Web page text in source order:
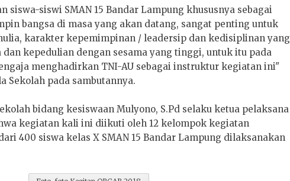
siswa-siswi SMAN 15 Bandar Lampung khususnya sebagai
bangsa di masa yang akan datang, sangat penting untuk
karakter kepemimpinan / leadersip dan kedisiplinan yang
kepedulian dengan sesama yang tinggi, untuk itu pada
menghadirkan TNI-AU sebagai instruktur kegiatan ini"
Sekolah pada sambutannya.
bidang kesiswaan Mulyono, S.Pd selaku ketua pelaksana
kegiatan kali ini diikuti oleh 12 kelompok kegiatan
400 siswa kelas X SMAN 15 Bandar Lampung dilaksanakan